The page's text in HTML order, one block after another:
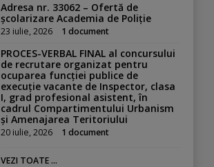
Adresa nr. 33062 – Ofertă de
școlarizare Academia de Poliție
23 iulie, 2026 1 document
PROCES-VERBAL FINAL al concursului
de recrutare organizat pentru
ocuparea funcției publice de
execuție vacante de Inspector, clasa
I, grad profesional asistent, în
cadrul Compartimentului Urbanism
și Amenajarea Teritoriului
20 iulie, 2026 1 document
VEZI TOATE ...